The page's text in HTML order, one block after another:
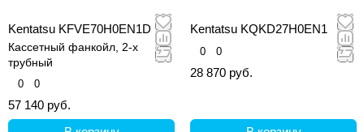
Kentatsu KFVE70H0EN1D
Кассетный фанкойл, 2-х
трубный
0 0
57 140 руб.
Kentatsu KQKD27H0EN1
0 0
28 870 руб.